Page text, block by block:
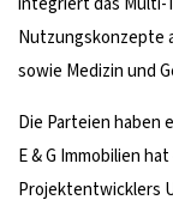
Nutzungskonzepte
sowie Medizin und
Die Parteien haben
E & G Immobilien
Projektentwicklers